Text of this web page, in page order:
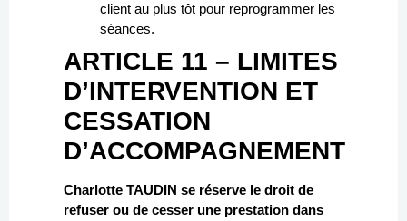
client au plus tôt pour reprogrammer les
séances.
ARTICLE 11 – LIMITES
D’INTERVENTION ET
CESSATION
D’ACCOMPAGNEMENT
Charlotte TAUDIN se réserve le droit de
refuser ou de cesser une prestation dans